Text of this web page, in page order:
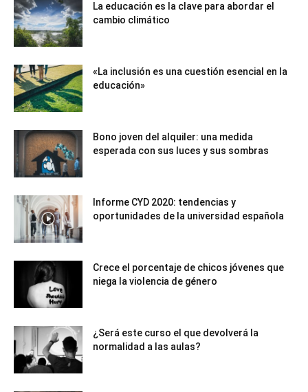
La educación es la clave para abordar el
cambio climático
«La inclusión es una cuestión esencial en la
educación»
Bono joven del alquiler: una medida
esperada con sus luces y sus sombras
Informe CYD 2020: tendencias y
oportunidades de la universidad española
Crece el porcentaje de chicos jóvenes que
niega la violencia de género
¿Será este curso el que devolverá la
normalidad a las aulas?